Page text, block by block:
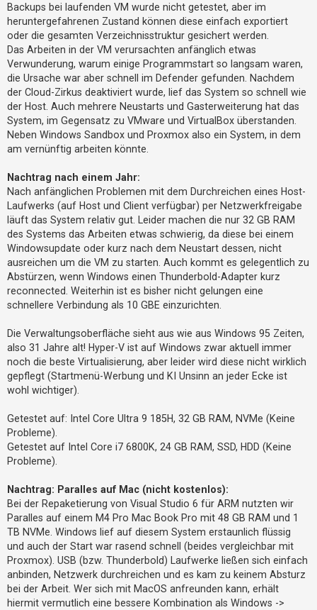
Backups bei laufenden VM wurde nicht getestet, aber im
heruntergefahrenen Zustand können diese einfach exportiert
oder die gesamten Verzeichnisstruktur gesichert werden.
Das Arbeiten in der VM verursachten anfänglich etwas
Verwunderung, warum einige Programmstart so langsam waren,
die Ursache war aber schnell im Defender gefunden. Nachdem
der Cloud-Zirkus deaktiviert wurde, lief das System so schnell wie
der Host. Auch mehrere Neustarts und Gasterweiterung hat das
System, im Gegensatz zu VMware und VirtualBox überstanden.
Neben Windows Sandbox und Proxmox also ein System, in dem
am vernünftig arbeiten könnte.
Nachtrag nach einem Jahr:
Nach anfänglichen Problemen mit dem Durchreichen eines Host-
Laufwerks (auf Host und Client verfügbar) per Netzwerkfreigabe
läuft das System relativ gut. Leider machen die nur 32 GB RAM
des Systems das Arbeiten etwas schwierig, da diese bei einem
Windowsupdate oder kurz nach dem Neustart dessen, nicht
ausreichen um die VM zu starten. Auch kommt es gelegentlich zu
Abstürzen, wenn Windows einen Thunderbold-Adapter kurz
reconnected. Weiterhin ist es bisher nicht gelungen eine
schnellere Verbindung als 10 GBE einzurichten.
Die Verwaltungsoberfläche sieht aus wie aus Windows 95 Zeiten,
also 31 Jahre alt! Hyper-V ist auf Windows zwar aktuell immer
noch die beste Virtualisierung, aber leider wird diese nicht wirklich
gepflegt (Startmenü-Werbung und KI Unsinn an jeder Ecke ist
wohl wichtiger).
Getestet auf: Intel Core Ultra 9 185H, 32 GB RAM, NVMe (Keine
Probleme).
Getestet auf Intel Core i7 6800K, 24 GB RAM, SSD, HDD (Keine
Probleme).
Nachtrag: Paralles auf Mac (nicht kostenlos):
Bei der Repaketierung von Visual Studio 6 für ARM nutzten wir
Paralles auf einem M4 Pro Mac Book Pro mit 48 GB RAM und 1
TB NVMe. Windows lief auf diesem System erstaunlich flüssig
und auch der Start war rasend schnell (beides vergleichbar mit
Proxmox). USB (bzw. Thunderbold) Laufwerke ließen sich einfach
anbinden, Netzwerk durchreichen und es kam zu keinem Absturz
bei der Arbeit. Wer sich mit MacOS anfreunden kann, erhält
hiermit vermutlich eine bessere Kombination als Windows ->